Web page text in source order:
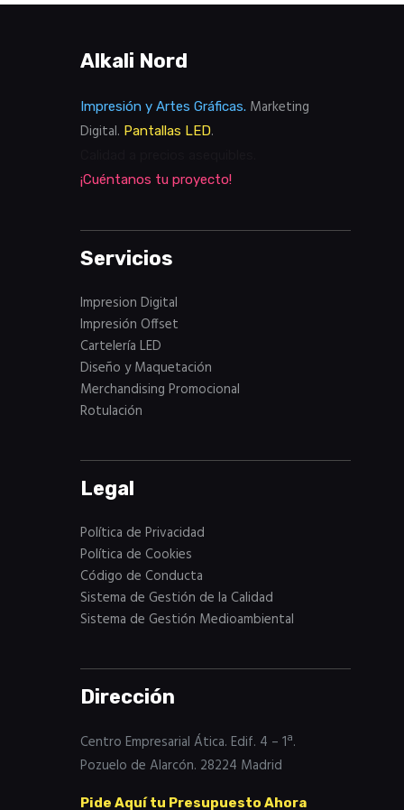
Alkali Nord
Impresión y Artes Gráficas. Marketing
Digital. Pantallas LED.
¡Cuéntanos tu proyecto!
Servicios
Impresion Digital
Impresión Offset
Cartelería LED
Diseño y Maquetación
Merchandising Promocional
Rotulación
Legal
Política de Privacidad
Política de Cookies
Código de Conducta
Sistema de Gestión de la Calidad
Sistema de Gestión Medioambiental
Dirección
Centro Empresarial Ática. Edif. 4 – 1ª.
Pozuelo de Alarcón. 28224 Madrid
Pide Aquí tu Presupuesto Ahora